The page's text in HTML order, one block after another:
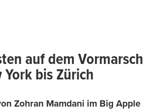
auf dem Vormarsch
bis Zürich
Zohran Mamdani im Big Apple